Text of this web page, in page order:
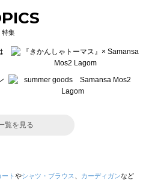
特集
覧を見る
ート やシャツ・ブラウス カーディガンなど